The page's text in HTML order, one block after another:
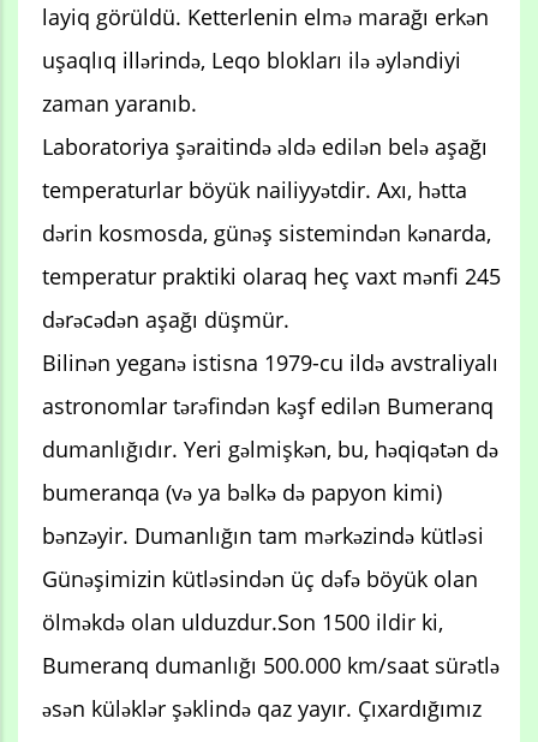
layiq görüldü. Ketterlenin elmə marağı erkən
uşaqlıq illərində, Leqo blokları ilə əyləndiyi
zaman yaranıb.
Laboratoriya şəraitində əldə edilən belə aşağı
temperaturlar böyük nailiyyətdir. Axı, hətta
dərin kosmosda, günəş sistemindən kənarda,
temperatur praktiki olaraq heç vaxt mənfi 245
dərəcədən aşağı düşmür.
Bilinən yeganə istisna 1979-cu ildə avstraliyalı
astronomlar tərəfindən kəşf edilən Bumeranq
dumanlığıdır. Yeri gəlmişkən, bu, həqiqətən də
bumeranqa (və ya bəlkə də papyon kimi)
bənzəyir. Dumanlığın tam mərkəzində kütləsi
Günəşimizin kütləsindən üç dəfə böyük olan
ölməkdə olan ulduzdur.Son 1500 ildir ki,
Bumeranq dumanlığı 500.000 km/saat sürətlə
əsən küləklər şəklində qaz yayır. Çıxardığımız